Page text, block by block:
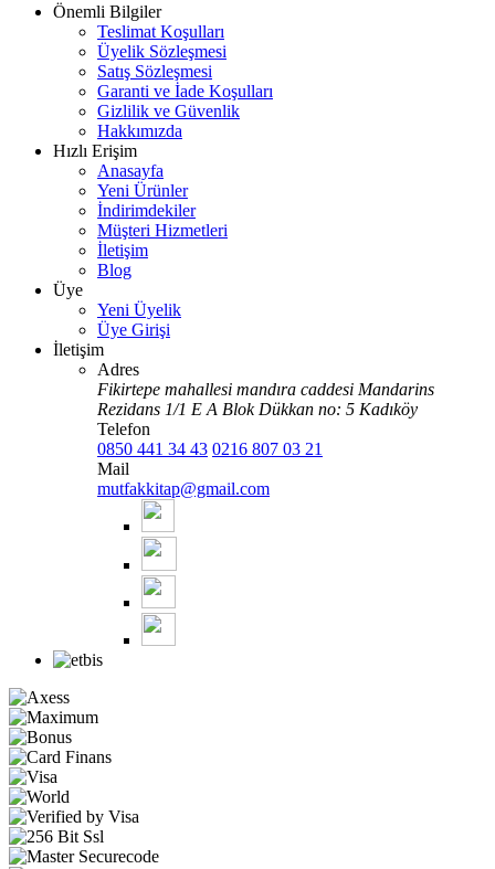
Önemli Bilgiler
Teslimat Koşulları
Üyelik Sözleşmesi
Satış Sözleşmesi
Garanti ve İade Koşulları
Gizlilik ve Güvenlik
Hakkımızda
Hızlı Erişim
Anasayfa
Yeni Ürünler
İndirimdekiler
Müşteri Hizmetleri
İletişim
Blog
Üye
Yeni Üyelik
Üye Girişi
İletişim
Adres
Fikirtepe mahallesi mandıra caddesi Mandarins
Rezidans 1/1 E A Blok Dükkan no: 5 Kadıköy
Telefon
0850 441 34 43 0216 807 03 21
Mail
mutfakkitap@gmail.com